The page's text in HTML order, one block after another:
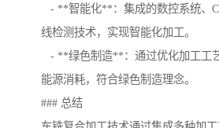
- **智能化**：集成的数控系统、
线检测技术，实现智能化加工。
- **绿色制造**：通过优化加工工
能源消耗，符合绿色制造理念。
### 总结